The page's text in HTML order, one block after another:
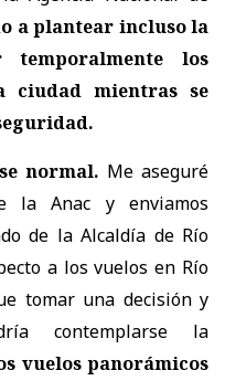
a plantear incluso la
los
ciudad mientras se
normal. Me aseguré
la Anac y enviamos
de la Alcaldía de Río
a los vuelos en Río
tomar una decisión y
contemplarse la
vuelos panorámicos